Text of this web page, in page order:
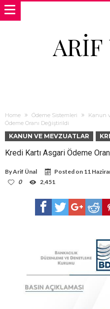
Home Ödeme Sistemleri Kanun
Ödeme Oranı Değiştirildi
KANUN VE MEVZUATLAR
Kredi Kartı Asgari Ödeme
ByArif Ünal Posted on 11
0
2,451